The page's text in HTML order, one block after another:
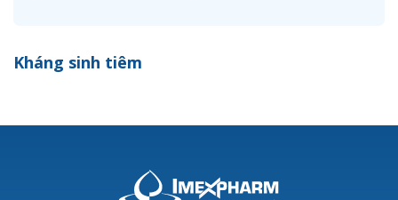
Ceftizoxim®
Kháng sinh tiêm